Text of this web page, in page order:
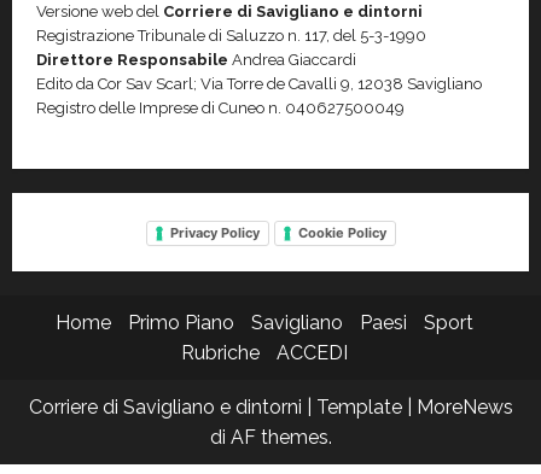
Versione web del Corriere di Savigliano e dintorni
Registrazione Tribunale di Saluzzo n. 117, del 5-3-1990
Direttore Responsabile Andrea Giaccardi
Edito da Cor Sav Scarl; Via Torre de Cavalli 9, 12038 Savigliano
Registro delle Imprese di Cuneo n. 040627500049
Privacy Policy Cookie Policy
Home Primo Piano Savigliano Paesi
Sport
Rubriche
ACCEDI
Corriere di Savigliano e dintorni | Template
MoreNews
di AF themes.